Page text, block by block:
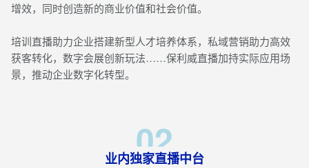
增效，同时创造新的商业价值和社会价值。
培训直播助力企业搭建新型人才培养体系，私域营销助力高效
获客转化，数字会展创新玩法……保利威直播加持实际应用场
景，推动企业数字化转型。
02
业内独家直播中台